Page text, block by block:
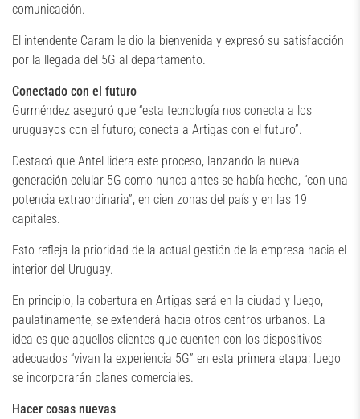
comunicación.
El intendente Caram le dio la bienvenida y expresó su satisfacción
por la llegada del 5G al departamento.
Conectado con el futuro
Gurméndez aseguró que “esta tecnología nos conecta a los
uruguayos con el futuro; conecta a Artigas con el futuro”.
Destacó que Antel lidera este proceso, lanzando la nueva
generación celular 5G como nunca antes se había hecho, “con una
potencia extraordinaria”, en cien zonas del país y en las 19
capitales.
Esto refleja la prioridad de la actual gestión de la empresa hacia el
interior del Uruguay.
En principio, la cobertura en Artigas será en la ciudad y luego,
paulatinamente, se extenderá hacia otros centros urbanos. La
idea es que aquellos clientes que cuenten con los dispositivos
adecuados “vivan la experiencia 5G” en esta primera etapa; luego
se incorporarán planes comerciales.
Hacer cosas nuevas